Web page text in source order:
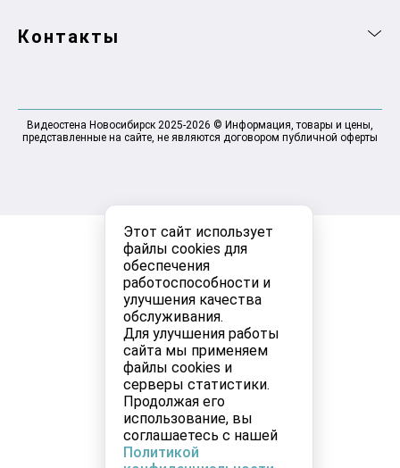
Этот сайт использует
файлы cookies для
обеспечения
работоспособности и
улучшения качества
обслуживания.
Для улучшения работы
сайта мы применяем
файлы cookies и
серверы статистики.
Продолжая его
использование, вы
соглашаетесь с нашей
Политикой
Контакты
Видеостена Новосибирск 2025-2026 © Информация, товары и цены,
представленные на сайте, не являются договором публичной оферты